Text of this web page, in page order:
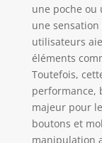
de la
30 s
une poche ou
une
utilisateurs
éléments
Toutefois,
performance,
majeur pour
boutons et
manipulation